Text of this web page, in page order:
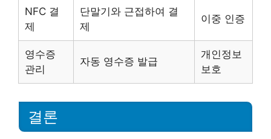
NFC 결
제
단말기와 근접하여 결
제
이중 인증
영수증
관리
자동 영수증 발급
개인정보
보호
결론